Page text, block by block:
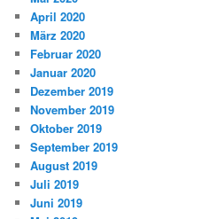
April 2020
März 2020
Februar 2020
Januar 2020
Dezember 2019
November 2019
Oktober 2019
September 2019
August 2019
Juli 2019
Juni 2019